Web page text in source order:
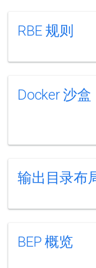
RBE 规则
Docker 沙盒
输出目录布
BEP 概览